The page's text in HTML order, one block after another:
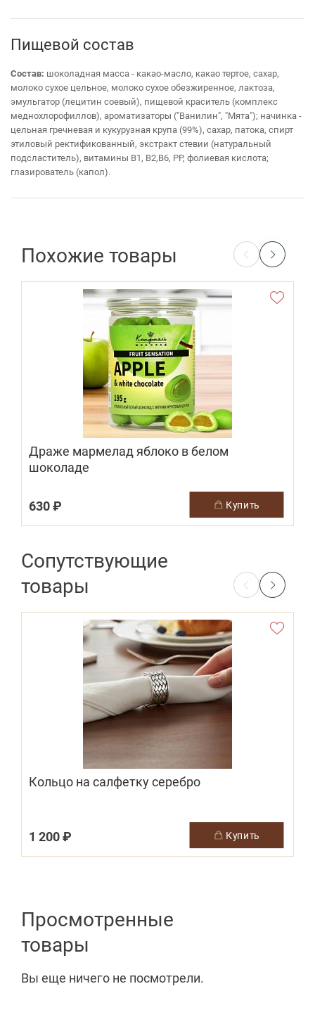
Пищевой состав
Состав: шоколадная масса - какао-масло, какао тертое, сахар,
молоко сухое цельное, молоко сухое обезжиренное, лактоза,
эмульгатор (лецитин соевый), пищевой краситель (комплекс
меднохлорофиллов), ароматизаторы ("Ванилин", "Мята"); начинка -
цельная гречневая и кукурузная крупа (99%), сахар, патока, спирт
этиловый ректификованный, экстракт стевии (натуральный
подсластитель), витамины В1, В2,В6, РР, фолиевая кислота;
глазирователь (капол).
Похожие товары
Драже мармелад яблоко в белом
шоколаде
630 ₽ купить
Сопутствующие
товары
Кольцо на салфетку серебро
1 200 ₽ купить
Просмотренные
товары
Вы еще ничего не посмотрели.